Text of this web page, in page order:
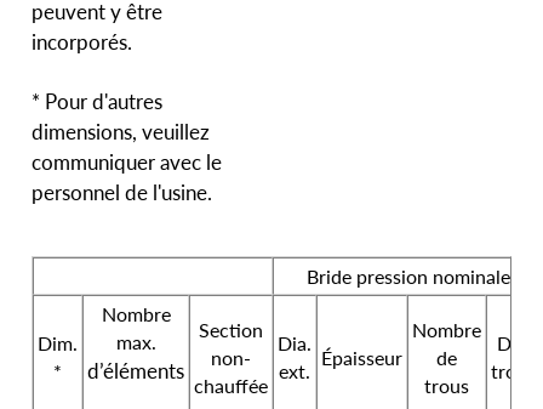
peuvent y être
incorporés.
* Pour d'autres
dimensions, veuillez
communiquer avec le
personnel de l'usine.
Bride pression nominale
Dim.
*
Nombre
max.
d’éléments
Section
non-
chauffée
Dia.
ext. Épaisseur
Nombre
de
trous
Dia.
trous